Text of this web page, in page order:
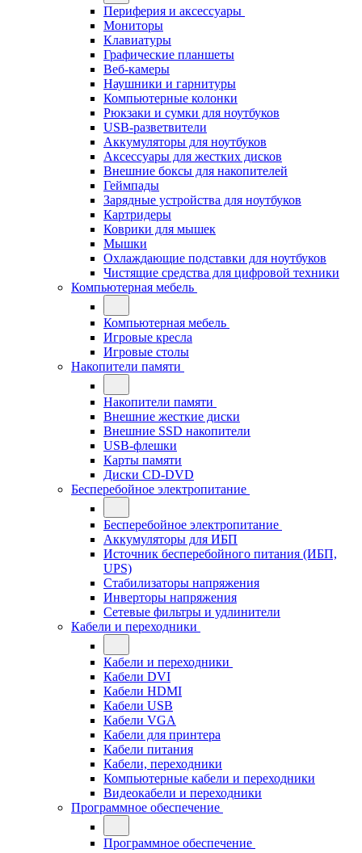
Периферия и аксессуары
Мониторы
Клавиатуры
Графические планшеты
Веб-камеры
Наушники и гарнитуры
Компьютерные колонки
Рюкзаки и сумки для ноутбуков
USB-разветвители
Аккумуляторы для ноутбуков
Аксессуары для жестких дисков
Внешние боксы для накопителей
Геймпады
Зарядные устройства для ноутбуков
Картридеры
Коврики для мышек
Мышки
Охлаждающие подставки для ноутбуков
Чистящие средства для цифровой техники
Компьютерная мебель
Компьютерная мебель
Игровые кресла
Игровые столы
Накопители памяти
Накопители памяти
Внешние жесткие диски
Внешние SSD накопители
USB-флешки
Карты памяти
Диски CD-DVD
Бесперебойное электропитание
Бесперебойное электропитание
Аккумуляторы для ИБП
Источник бесперебойного питания (ИБП,
UPS)
Стабилизаторы напряжения
Инверторы напряжения
Сетевые фильтры и удлинители
Кабели и переходники
Кабели и переходники
Кабели DVI
Кабели HDMI
Кабели USB
Кабели VGA
Кабели для принтера
Кабели питания
Кабели, переходники
Компьютерные кабели и переходники
Видеокабели и переходники
Программное обеспечение
Программное обеспечение